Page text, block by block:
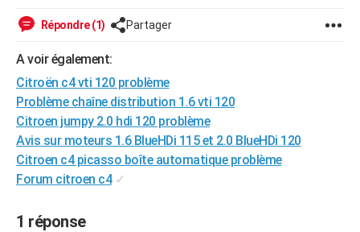
BONS PLANS
CARTE DE VOEUX
Carte de Noël
Carte Bonne année
Carte Saint-Valentin
Carte Pâques
Carte d'anniversaire
DICTIONNAIRE
Dictionnaire
Biographies
Citations
Expressions
Proverbes
PROGRAMME TV
COPAINS D'AVANT
S'inscrire
Se connecter
Lycées
Collèges
Primaires
Universités
Entreprises
Service militaire
Avis de recherche
AVIS DE DÉCÈS
FORUM
Répondre (1) Partager
A voir également:
Citroën c4 vti 120 problème
Problème chaîne distribution 1.6 vti 120
Citroen jumpy 2.0 hdi 120 problème
Avis sur moteurs 1.6 BlueHDi 115 et 2.0 BlueHDi 120
Citroen c4 picasso boîte automatique problème
Forum citroen c4 ✓
1 réponse